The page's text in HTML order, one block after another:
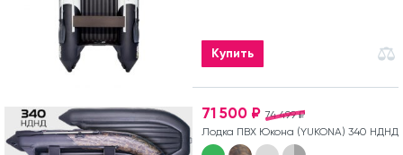
Купить
74 499 ₽
71 500 ₽
Лодка ПВХ Юкона (YUKONA) 340 НДНД